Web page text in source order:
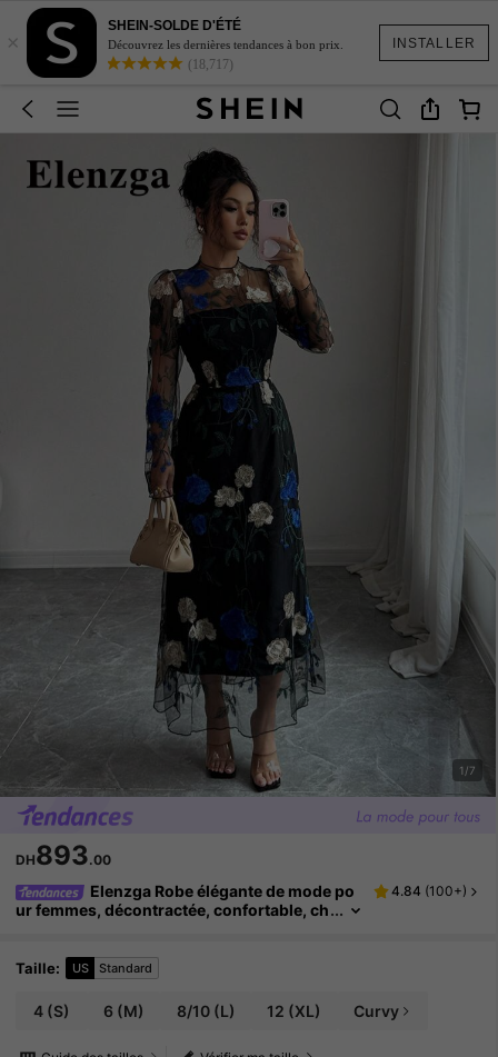
INSTALLER
×
SHEIN-SOLDE D'ÉTÉ
Découvrez les dernières tendances à bon prix.
(18,717)
1/7
DH893.00
Elenzga Robe élégante de mode po
ur femmes, décontractée, confortable, ch
é aléatoire)
4.84 (100+)
Taille: US Standard
4 (S) 6 (M) 8/10(L) 12 (XL) Curvy